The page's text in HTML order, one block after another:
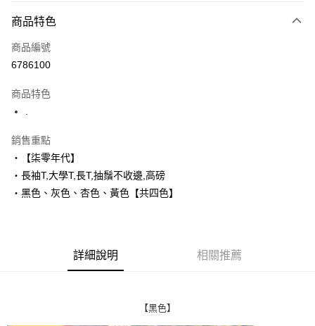
信用卡一次付款
超商取貨付款
街口支付
悠遊付
Google Pay
AFTEE先享後付是「在收到商品之後才付款」的支付方式。 讓您購物簡單
３．安心：先確認商品／服務後，再付款。
商品特色
商品編號
6786100
商品特色
銷售重點
‧【柒零年代】
‧長袖T,大學T,長T,抽鬚不收邊,高磅
‧黑色、灰色、杏色、黃色【共四色】
詳細說明 相關推薦
【黑色】